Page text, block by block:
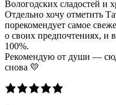
Вологодских сладостей и
Отдельно хочу отметить
порекомендует самое
о своих предпочтениях, и
100%.
Рекомендую от души —
снова 💛